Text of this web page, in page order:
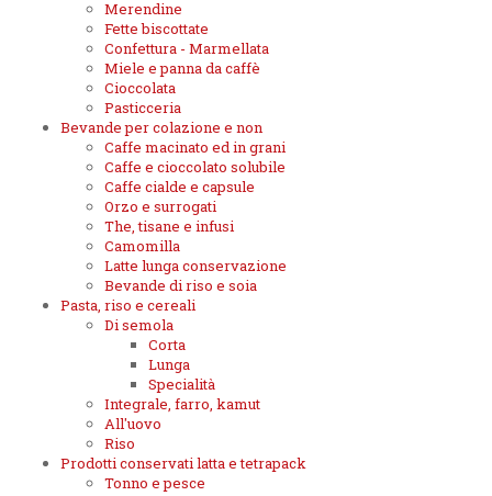
Merendine
Fette biscottate
Confettura - Marmellata
Miele e panna da caffè
Cioccolata
Pasticceria
Bevande per colazione e non
Caffe macinato ed in grani
Caffe e cioccolato solubile
Caffe cialde e capsule
Orzo e surrogati
The, tisane e infusi
Camomilla
Latte lunga conservazione
Bevande di riso e soia
Pasta, riso e cereali
Di semola
Corta
Lunga
Specialità
Integrale, farro, kamut
All'uovo
Riso
Prodotti conservati latta e tetrapack
Tonno e pesce